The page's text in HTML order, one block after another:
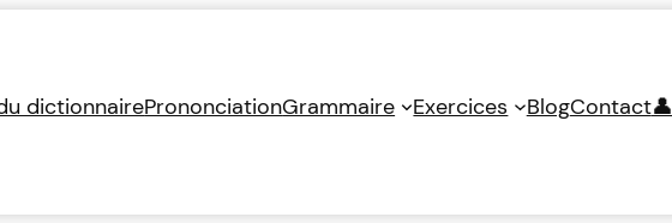
dictionnairePrononciationGrammaire Exercices BlogContact👤